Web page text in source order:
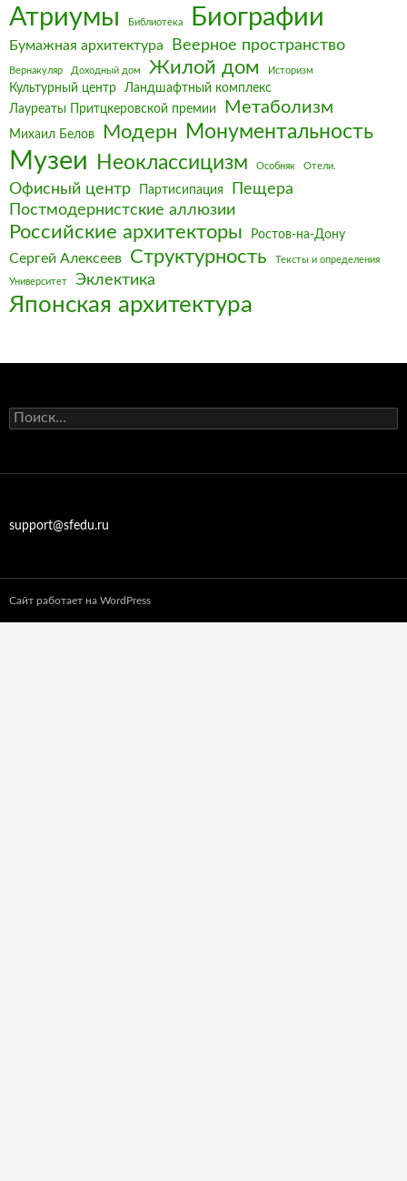
Атриумы Библиотека Биографии
Бумажная архитектура Веерное пространство
Вернакуляр Доходный дом Жилой дом Историзм
Культурный центр
Ландшафтный комплекс
Лауреаты Притцкеровской премии
Метаболизм
Михаил Белов Модерн Монументальность
Музеи Неоклассицизм Особняк Отели.
Офисный центр Партисипация
Пещера
Постмодернистские аллюзии
Российские архитекторы Ростов-на-Дону
Сергей Алексеев Структурность Тексты и определения
Университет Эклектика
Японская архитектура
Найти:
support@sfedu.ru
Сайт работает на WordPress